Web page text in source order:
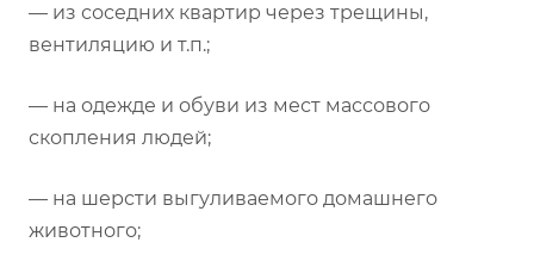
— из соседних квартир через трещины,
вентиляцию и т.п.;
— на одежде и обуви из мест массового
скопления людей;
— на шерсти выгуливаемого домашнего
животного;